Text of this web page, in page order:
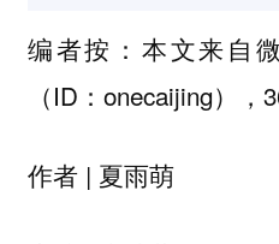
编者按：本文来自
（ID：onecaijing），
作者 | 夏雨萌